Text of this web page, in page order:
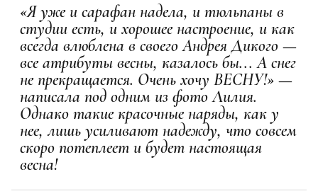
«Я уже и сарафан надела, и тюльпаны в
студии есть, и хорошее настроение, и как
всегда влюблена в своего Андрея Дикого —
все атрибуты весны, казалось бы... А снег
не прекращается. Очень хочу ВЕСНУ!» —
написала под одним из фото Лилия.
Однако такие красочные наряды, как у
нее, лишь усиливают надежду, что совсем
скоро потеплеет и будет настоящая
весна!